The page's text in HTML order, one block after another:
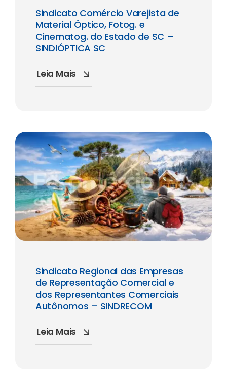
Sindicato Comércio Varejista de
Material Óptico, Fotog. e
Cinematog. do Estado de SC –
SINDIÓPTICA SC
Leia Mais
Sindicato Regional das Empresas
de Representação Comercial e
dos Representantes Comerciais
Autônomos – SINDRECOM
Leia Mais